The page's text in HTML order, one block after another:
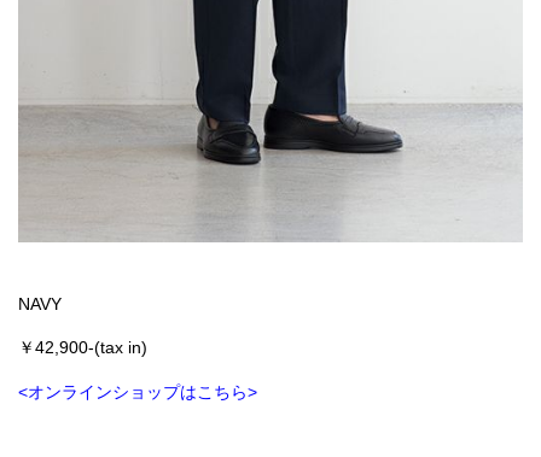
NAVY
￥42,900-(tax in)
<オンラインショップはこちら>